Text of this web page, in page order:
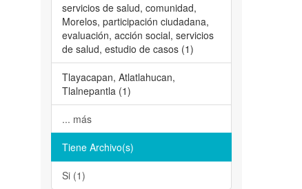
servicios de salud, comunidad,
Morelos, participación ciudadana,
evaluación, acción social, servicios
de salud, estudio de casos (1)
Tlayacapan, Atlatlahucan,
Tlalnepantla (1)
... más
Tiene Archivo(s)
Si (1)